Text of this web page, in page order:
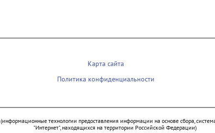
Карта сайта
Политика конфиденциальности
(информационные технологии предоставления информации на основе сбора,
"Интернет", находящихся на территории Российской Федерации)